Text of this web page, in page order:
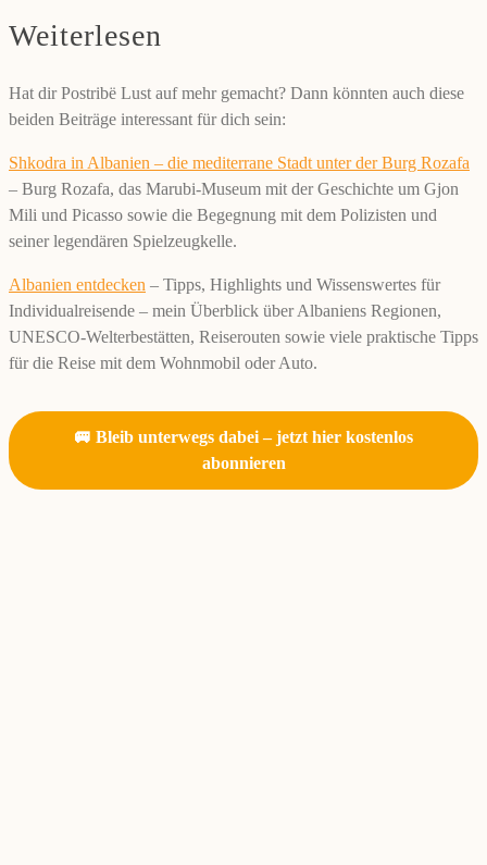
Weiterlesen
Hat dir Postribë Lust auf mehr gemacht? Dann könnten auch diese
beiden Beiträge interessant für dich sein:
Shkodra in Albanien – die mediterrane Stadt unter der Burg Rozafa⁠
– Burg Rozafa, das Marubi-Museum mit der Geschichte um Gjon
Mili und Picasso sowie die Begegnung mit dem Polizisten und
seiner legendären Spielzeugkelle.
Albanien entdecken – Tipps, Highlights und Wissenswertes für
Individualreisende⁠ – mein Überblick über Albaniens Regionen,
UNESCO-Welterbestätten, Reiserouten sowie viele praktische Tipps
für die Reise mit dem Wohnmobil oder Auto.
🚐 Bleib unterwegs dabei – jetzt hier kostenlos
abonnieren